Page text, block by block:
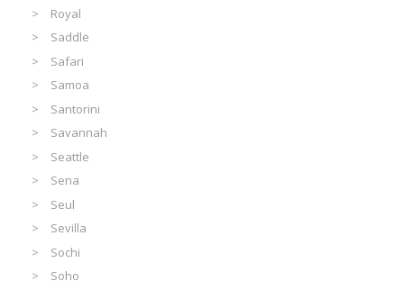
Royal
Saddle
Safari
Samoa
Santorini
Savannah
Seattle
Sena
Seul
Sevilla
Sochi
Soho